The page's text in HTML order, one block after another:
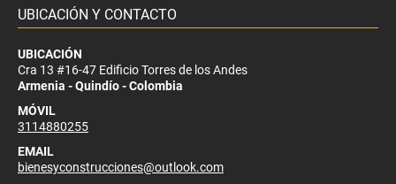
UBICACIÓN Y CONTACTO
UBICACIÓN
Cra 13 #16-47 Edificio Torres de los Andes
Armenia - Quindío - Colombia
MÓVIL
3114880255
EMAIL
bienesyconstrucciones@outlook.com